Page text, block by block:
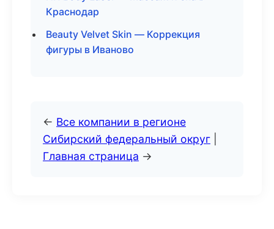
Краснодар
Beauty Velvet Skin — Коррекция
фигуры в Иваново
← Все компании в регионе
Сибирский федеральный округ
Главная страница →